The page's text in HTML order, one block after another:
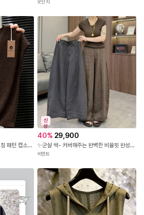
옷단지
🤎자정마감 50%🤎브이넥 펀칭 패턴 캡소매 니트탑
신
상
40% 29,900
✨군살 싹- 커버해주는 완벽한 비율핏 완성!✨RC-280 절개 핀턱 밴딩 와이드 팬츠
비엔트